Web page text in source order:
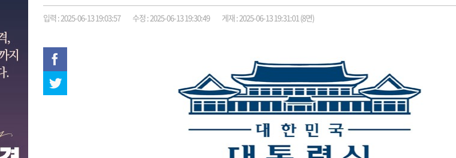
입력 : 2025-06-13 19:03:57 수정 : 2025-06-13 19:30:49 게재 : 2025-06-13 19:31:01 (8면)